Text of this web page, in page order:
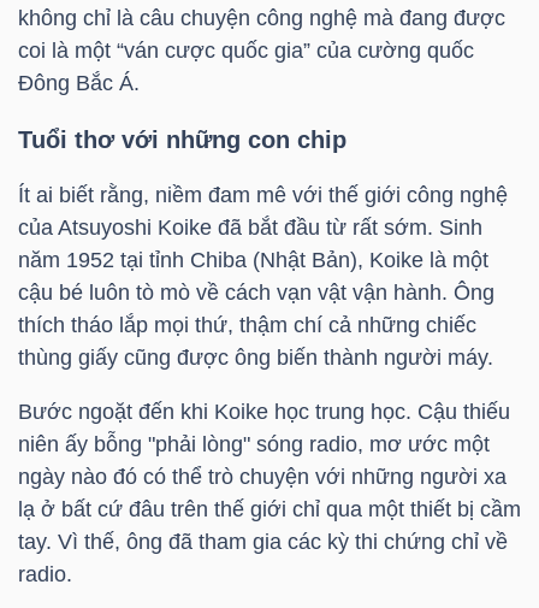
không chỉ là câu chuyện công nghệ mà đang được
coi là một “ván cược quốc gia” của cường quốc
Đông Bắc Á.
Tuổi thơ với những con chip
Ít ai biết rằng, niềm đam mê với thế giới công nghệ
của Atsuyoshi Koike đã bắt đầu từ rất sớm. Sinh
năm 1952 tại tỉnh Chiba (Nhật Bản), Koike là một
cậu bé luôn tò mò về cách vạn vật vận hành. Ông
thích tháo lắp mọi thứ, thậm chí cả những chiếc
thùng giấy cũng được ông biến thành người máy.
Bước ngoặt đến khi Koike học trung học. Cậu thiếu
niên ấy bỗng "phải lòng" sóng radio, mơ ước một
ngày nào đó có thể trò chuyện với những người xa
lạ ở bất cứ đâu trên thế giới chỉ qua một thiết bị cầm
tay. Vì thế, ông đã tham gia các kỳ thi chứng chỉ về
radio.
HÀNG
HÓA
TẾ
THẾ
GIỚI
ĐÔNG
DƯƠNG